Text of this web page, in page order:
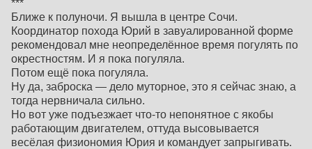
***
Ближе к полуночи. Я вышла в центре Сочи.
Координатор похода Юрий в завуалированной форме
рекомендовал мне неопределённое время погулять по
окрестностям. И я пока погуляла.
Потом ещё пока погуляла.
Ну да, заброска — дело муторное, это я сейчас знаю, а
тогда нервничала сильно.
Но вот уже подъезжает что-то непонятное с якобы
работающим двигателем, оттуда высовывается
весёлая физиономия Юрия и командует запрыгивать.